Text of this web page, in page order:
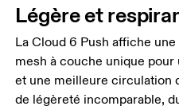
Légère et
La Cloud 6 Push affiche
mesh à couche unique
et une meilleure circulation
de légèreté incomparable,